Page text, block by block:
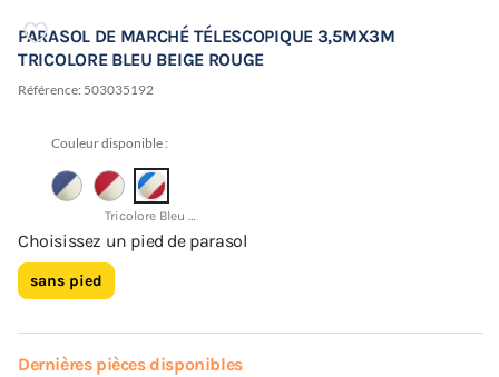
PARASOL DE MARCHÉ TÉLESCOPIQUE 3,5MX3M
TRICOLORE BLEU BEIGE ROUGE
Référence: 503035192
Couleur disponible :
Tricolore Bleu / Beige / Rouge
Choisissez un pied de parasol
sans pied
Dernières pièces disponibles